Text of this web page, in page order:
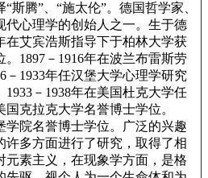
“斯腾”、“施太伦”。德国哲学家、
代心理学的创始人之一。生于德
在艾宾浩斯指导下于柏林大学获
。1897－1916年在波兰布雷斯劳
－1933年任汉堡大学心理学研究
1933－1938年在美国杜克大学任
国克拉克大学名誉博士学位。
学院名誉博士学位。广泛的兴趣
许多方面进行了研究，取得了相
元素主义，在现象学方面，是格